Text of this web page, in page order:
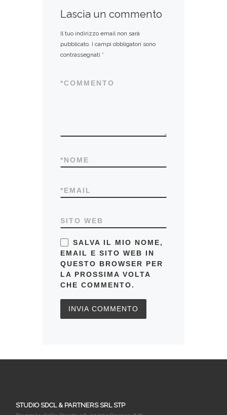
Lascia un commento
Il tuo indirizzo email non sarà
pubblicato. I campi obbligatori sono
contrassegnati *
COMMENTO
*
NOME
*
EMAIL
*
SITO WEB
SALVA IL MIO NOME,
EMAIL E SITO WEB IN
QUESTO BROWSER PER
LA PROSSIMA VOLTA
CHE COMMENTO.
STUDIO SDCL & PARTNERS SRL STP